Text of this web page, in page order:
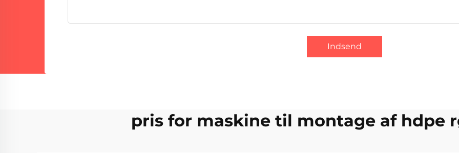
Indsend
pris for maskine til montage af hdpe